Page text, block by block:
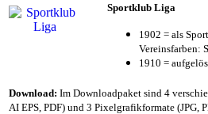
Sportklub Liga
1902 = als
Vereinsfarben:
1910 =
Download: Im Downloadpaket sind 4
AI EPS, PDF) und 3 Pixelgrafikformate (JPG,